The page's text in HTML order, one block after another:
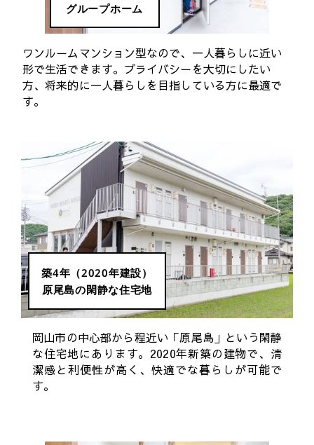
グループホーム
ワンルームマンション型なので、一人暮らしに近い
形で生活できます。プライバシーを大切にしたい
方、将来的に一人暮らしを目指している方に最適で
す。
築4年（2020年建設）
原尾島の閑静な住宅地
岡山市の中心部から程近い「原尾島」という閑静
な住宅地にあります。2020年新築の建物で、清
潔感と利便性が高く、快適でな暮らしが可能で
す。